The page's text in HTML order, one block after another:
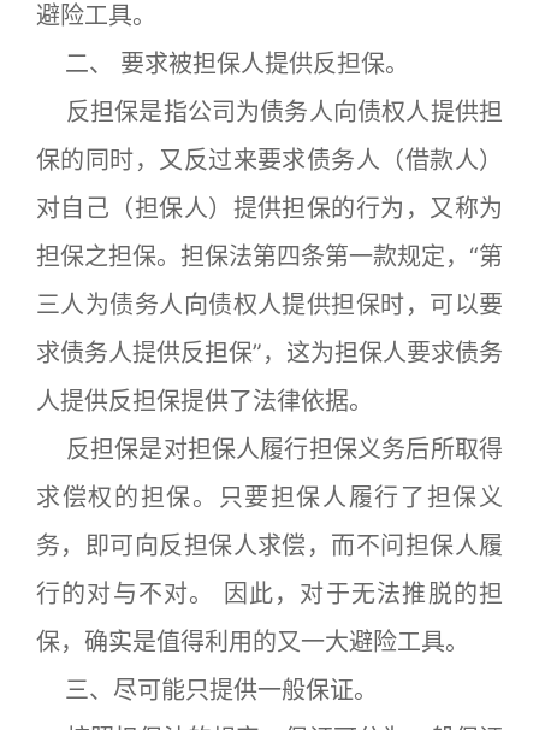
避险工具。
二、 要求被担保人提供反担保。
反担保是指公司为债务人向债权人提供担
保的同时，又反过来要求债务人（借款人）
对自己（担保人）提供担保的行为，又称为
担保之担保。担保法第四条第一款规定，“第
三人为债务人向债权人提供担保时，可以要
求债务人提供反担保”，这为担保人要求债务
人提供反担保提供了法律依据。
反担保是对担保人履行担保义务后所取得
求偿权的担保。只要担保人履行了担保义
务，即可向反担保人求偿，而不问担保人履
行的对与不对。 因此，对于无法推脱的担
保，确实是值得利用的又一大避险工具。
三、尽可能只提供一般保证。